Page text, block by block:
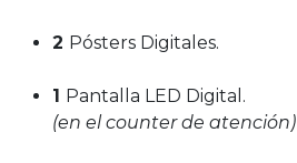
2 Pósters Digitales.
1 Pantalla LED Digital.
(en el counter de atención)